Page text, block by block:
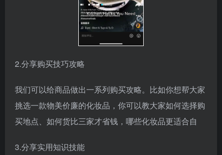
2.分享购买技巧攻略
我们可以给商品做出一系列购买攻略。比如你想帮大家
挑选一款物美价廉的化妆品，你可以教大家如何选择购
买地点、如何货比三家才省钱，哪些化妆品更适合自
3.分享实用知识技能